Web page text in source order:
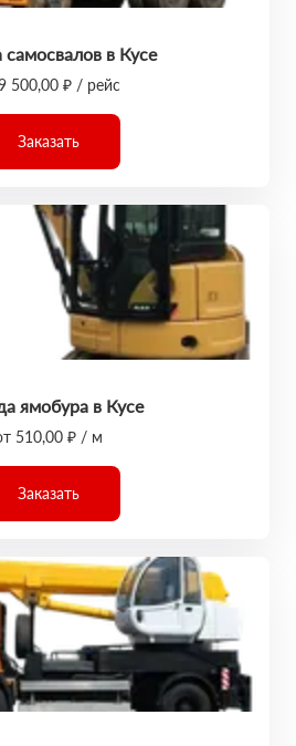
в Кусе
500,00 ₽ / рейс
Заказать
ямобура в Кусе
510,00 ₽ / м
Заказать